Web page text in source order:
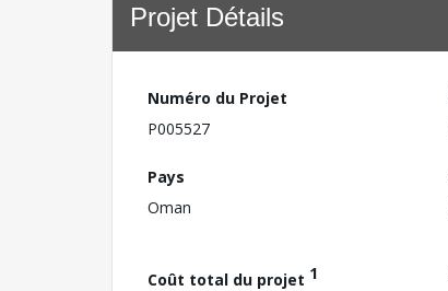
Projet Détails
Numéro du Projet
P005527
Pays
Oman
Coût total du projet 1